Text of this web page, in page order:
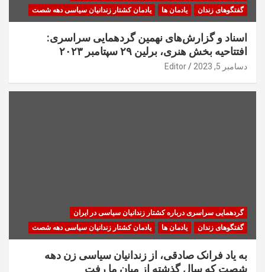
گفتگوهای زندان
یادمان ها یادمان کشتار زندانیان سیاسی دهه شصت
اسناد و گزارش‌های نهمین گردهمایی سراسری:
افتتاحیه بخش هنری، برلین ۲۹ سپتامبر ۲۰۲۳
دسامبر 5, 2023 Editor
گردهمایی سراسری درباره کشتار زندانیان سیاسی در ایران
گفتگوهای زندان
یادمان ها یادمان کشتار زندانیان سیاسی دهه شصت
به یاد فرانک صادقی، از زندانیان سیاسی زن دهه
شصت که سال گذشته از میان ما رفت